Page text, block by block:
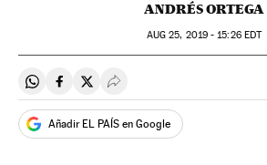
ANDRÉS ORTEGA
AUG 25, 2019 - 15:26EDT
Compartir en Whatsapp
Compartir en Facebook
Compartir en Twitter
Desplegar Redes Sociales
Añadir EL PAÍS en Google